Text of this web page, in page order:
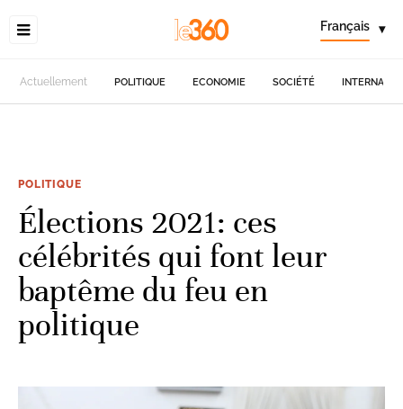
Français ▾
Actuellement POLITIQUE ECONOMIE SOCIÉTÉ
POLITIQUE
Élections 2021: ces
célébrités qui font leur
baptême du feu en
politique